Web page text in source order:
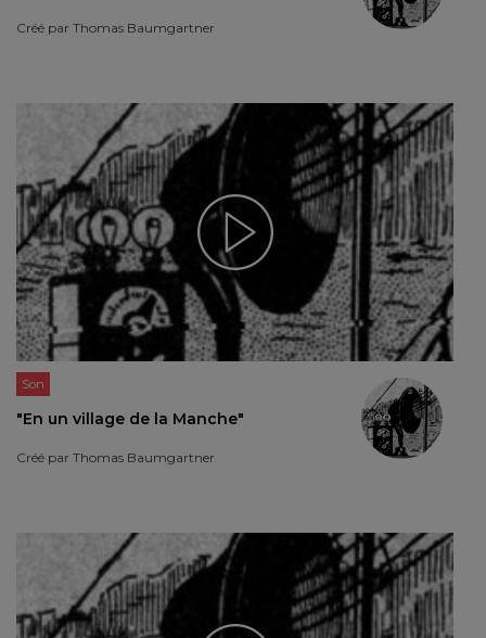
Créé par Thomas Baumgartner
Son
"En un village de la Manche"
Créé par Thomas Baumgartner